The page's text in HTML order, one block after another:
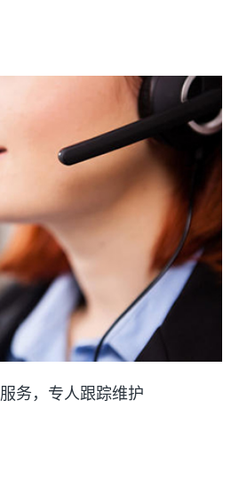
务，专人跟踪维护